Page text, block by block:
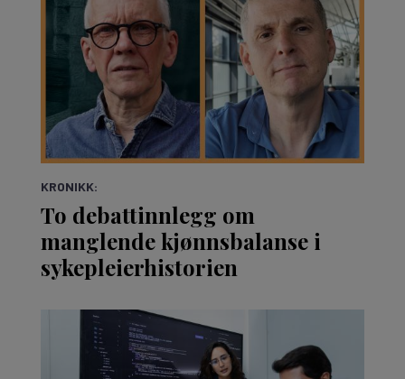
KRONIKK:
To debattinnlegg om
manglende kjønnsbalanse i
sykepleierhistorien